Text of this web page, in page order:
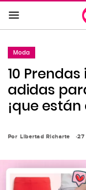
Saltar
al
contenido
la
navegación
principal
Moda
10
adidas
¡que
Por Libertad Richarte 27